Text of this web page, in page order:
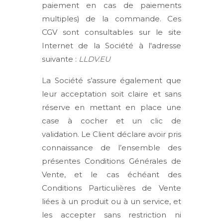
paiement en cas de paiements
multiples) de la commande. Ces
CGV sont consultables sur le site
Internet de la Société à l'adresse
suivante : LLDV.EU
La Société s’assure également que
leur acceptation soit claire et sans
réserve en mettant en place une
case à cocher et un clic de
validation. Le Client déclare avoir pris
connaissance de l’ensemble des
présentes Conditions Générales de
Vente, et le cas échéant des
Conditions Particulières de Vente
liées à un produit ou à un service, et
les accepter sans restriction ni